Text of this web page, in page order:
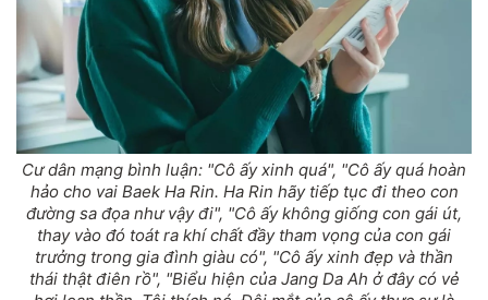
Cư dân mạng bình luận: "Cô ấy xinh quá", "Cô ấy quá hoàn
hảo cho vai Baek Ha Rin. Ha Rin hãy tiếp tục đi theo con
đường sa đọa như vậy đi", "Cô ấy không giống con gái út,
thay vào đó toát ra khí chất đầy tham vọng của con gái
trưởng trong gia đình giàu có", "Cô ấy xinh đẹp và thần
thái thật điên rồ", "Biểu hiện của Jang Da Ah ở đây có vẻ